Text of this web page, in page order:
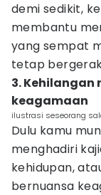
demi sedikit,
membantu
yang sempat
tetap
3.
keagamaan
ilustrasi seseorang
Dulu kamu
menghadiri
kehidupan,
bernuansa